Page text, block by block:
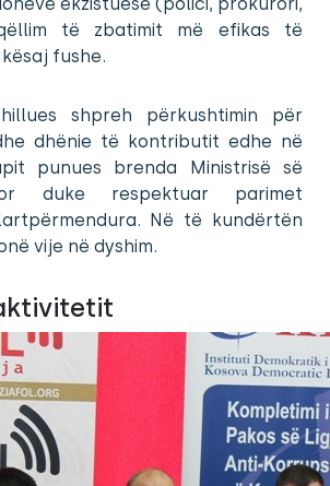
të zbatimit më efikas të
fushe.
shpreh përkushtimin për
dhënie të kontributit edhe në
punues brenda Ministrisë së
duke respektuar parimet
Në të kundërtën
vije në dyshim.